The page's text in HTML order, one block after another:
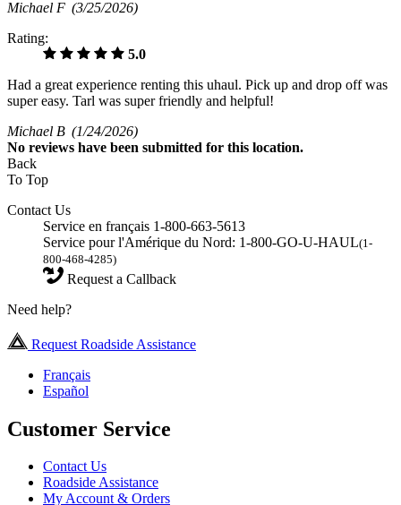
Michael F (3/25/2026)
Rating:
5.0
Had a great experience renting this uhaul. Pick up and drop off was
super easy. Tarl was super friendly and helpful!
Michael B (1/24/2026)
No reviews have been submitted for this location.
Back
To Top
Contact Us
Service en français 1-800-663-5613
Service pour l'Amérique du Nord: 1-800-GO-U-HAUL(1-
800-468-4285)
Request a Callback
Need help?
Request Roadside Assistance
Français
Español
Customer Service
Contact Us
Roadside Assistance
My Account & Orders